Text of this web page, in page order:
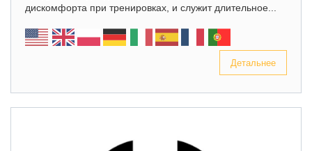
дискомфорта при тренировках, и служит длительное...
Детальнее